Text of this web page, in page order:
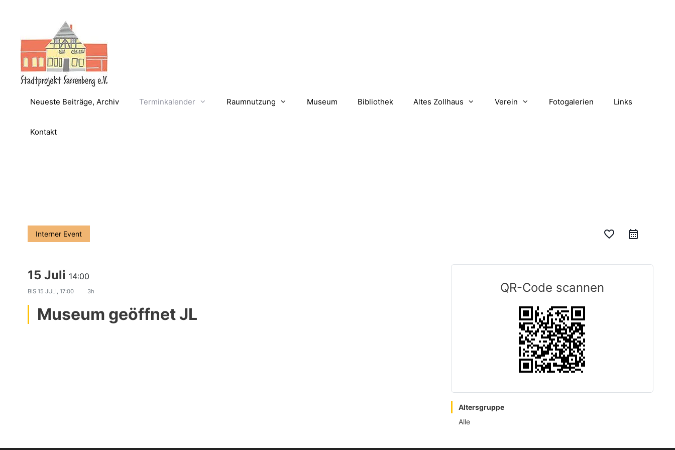
Neueste Beiträge, Archiv Terminkalender Raumnutzung Museum Bibliothek Altes Zollhaus Verein Fotogalerien Links
Kontakt
Interner Event favorite_border
15 Juli 14:00
BIS 15 JULI, 17:00 3h
Museum geöffnet JL
QR-Code scannen
Altersgruppe
Alle